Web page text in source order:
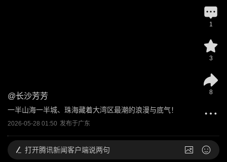
@长沙芳芳
一半山海一半城、珠海藏着大湾区最潮的浪漫与底气！
2026-05-28 01:50 发布于广东
1
3
8
打开腾讯新闻客户端说两句